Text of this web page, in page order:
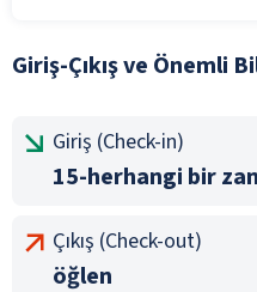
Giriş-Çıkış ve Önemli
Giriş (Check-in)
15-herhangi bir
Çıkış (Check-out)
öğlen